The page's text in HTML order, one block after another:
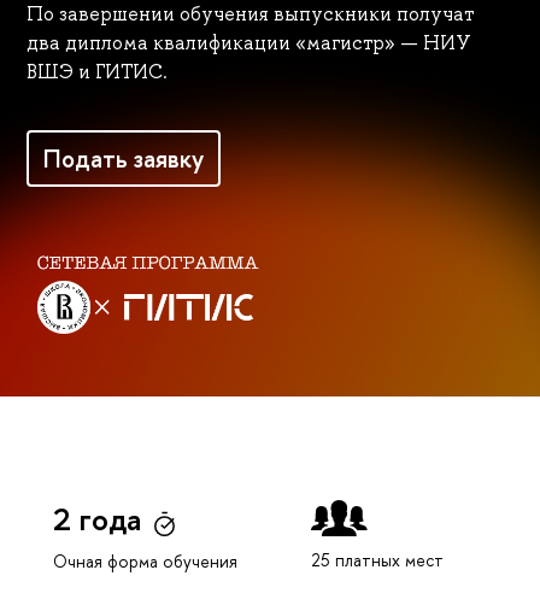
По завершении обучения выпускники получат
два диплома квалификации «магистр» — НИУ
ВШЭ и ГИТИС.
Подать заявку
2 года
Очная форма обучения 25 платных мест